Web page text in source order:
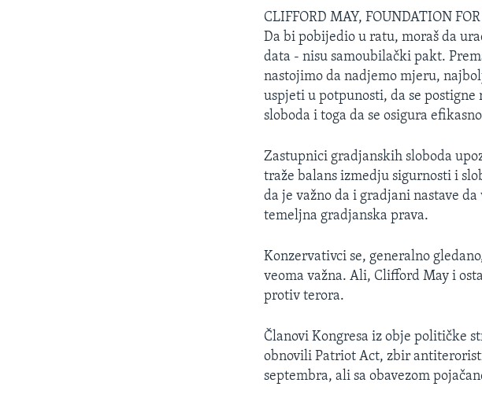
CLIFFORD MAY, FOUNDATION
Da bi pobijedio u ratu, moraš da
data - nisu samoubilački pakt.
nastojimo da nadjemo mjeru,
uspjeti u potpunosti, da se
sloboda i toga da se osigura
Zastupnici gradjanskih sloboda
traže balans izmedju sigurnosti i
da je važno da i gradjani nastave
temeljna gradjanska prava.
Konzervativci se, generalno
veoma važna. Ali, Clifford May i
protiv terora.
Članovi Kongresa iz obje političke
obnovili Patriot Act, zbir
septembra, ali sa obavezom